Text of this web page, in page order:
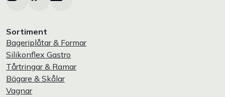
Sortiment
Bageriplåtar & Formar
Silikonflex Gastro
Tårtringar & Ramar
Bägare & Skålar
Vagnar